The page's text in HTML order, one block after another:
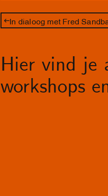
Hier vind je
workshops